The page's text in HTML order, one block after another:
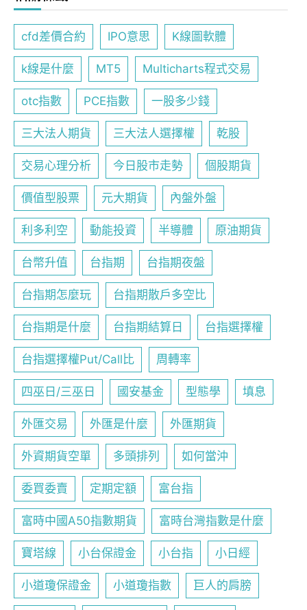
cfd差價合約 IPO意思 K線圖軟體
k線是什麼 MT5 Multicharts程式交易
otc指數 PCE指數 一股多少錢
三大法人期貨 三大法人選擇權 乾股
交易心理分析 今日股市走勢 個股期貨
價值型股票 元大期貨 內盤外盤
利多利空 動能投資 半導體 原油期貨
台幣升值 台指期 台指期夜盤
台指期怎麼玩 台指期散戶多空比
台指期是什麼 台指期結算日 台指選擇權
台指選擇權Put/Call比 周轉率
四巫日/三巫日 國安基金 型態學 填息
外匯交易 外匯是什麼 外匯期貨
外資期貨空單 多頭排列 如何當沖
委買委賣 定期定額 富台指
富時中國A50指數期貨 富時台灣指數是什麼
寶塔線 小台保證金 小台指 小日經
小道瓊保證金 小道瓊指數 巨人的肩膀